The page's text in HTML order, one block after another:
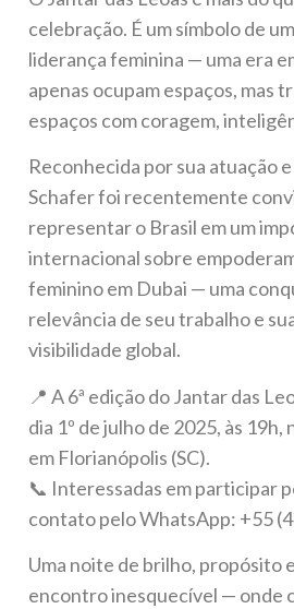
celebração. É um símbolo de
liderança feminina — uma era
apenas ocupam espaços, mas
espaços com coragem,
Reconhecida por sua atuação
Schafer foi recentemente
representar o Brasil em um
internacional sobre
feminino em Dubai — uma
relevância de seu trabalho e
visibilidade global.
📍 A 6ª edição do Jantar das
dia 1º de julho de 2025, às 19h,
em Florianópolis (SC).
📞 Interessadas em participar
contato pelo WhatsApp: +55
Uma noite de brilho, propósito
encontro inesquecível — onde